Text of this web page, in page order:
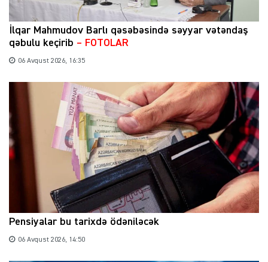
İlqar Mahmudov Barlı qəsəbəsində səyyar vətəndaş
qəbulu keçirib – FOTOLAR
06 Avqust 2026, 16:35
Pensiyalar bu tarixdə ödəniləcək
06 Avqust 2026, 14:50